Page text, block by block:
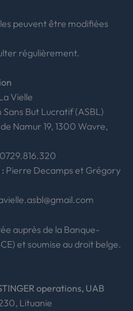
peuvent être modifiées
régulièrement.
Vielle
Sans But Lucratif (ASBL)
Namur 19, 1300 Wavre,
0729.816.320
Pierre Decamps et Grégory
auprès de la Banque-
et soumise au droit belge.
operations, UAB
Lituanie